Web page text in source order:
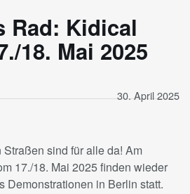
Rad: Kidical
18. Mai 2025
30. April 2025
Straßen sind für alle da! Am
17./18. Mai 2025 finden wieder
Demonstrationen in Berlin statt.